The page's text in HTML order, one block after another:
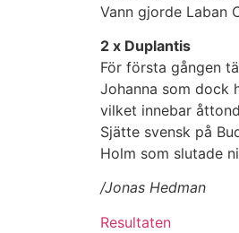
Vann gjorde Laban
2 x Duplantis
För första gången
Johanna som dock
vilket innebar
Sjätte svensk på
Holm som slutade
/Jonas Hedman
Resultaten